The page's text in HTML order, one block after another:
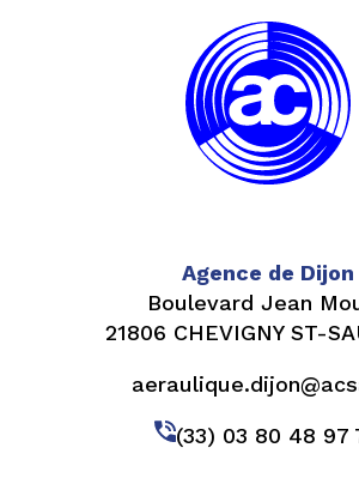
Agence de Dijon
Boulevard Jean
21806 CHEVIGNY ST-
(33) 03 80 48 97